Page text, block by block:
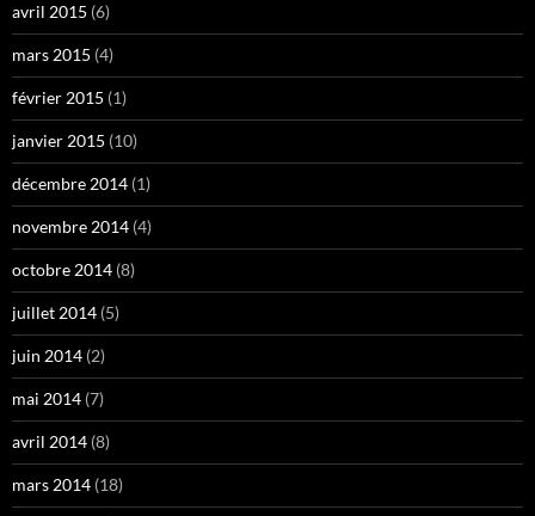
avril 2015 (6)
mars 2015 (4)
février 2015 (1)
janvier 2015 (10)
décembre 2014 (1)
novembre 2014 (4)
octobre 2014 (8)
juillet 2014 (5)
juin 2014 (2)
mai 2014 (7)
avril 2014 (8)
mars 2014 (18)